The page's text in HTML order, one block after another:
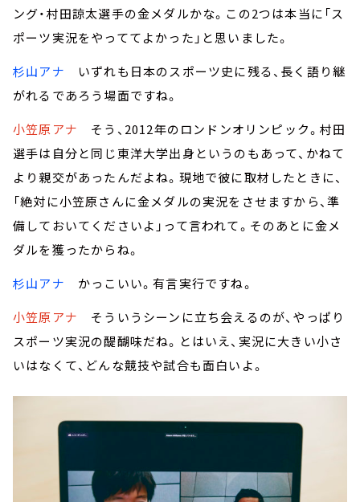
ング・村田諒太選手の金メダルかな。この2つは本当に「ス
ポーツ実況をやっててよかった」と思いました。
杉山アナ いずれも日本のスポーツ史に残る、長く語り継
がれるであろう場面ですね。
小笠原アナ そう、2012年のロンドンオリンピック。村田
選手は自分と同じ東洋大学出身というのもあって、かねて
より親交があったんだよね。現地で彼に取材したときに、
「絶対に小笠原さんに金メダルの実況をさせますから、準
備しておいてくださいよ」って言われて。そのあとに金メ
ダルを獲ったからね。
杉山アナ かっこいい。有言実行ですね。
小笠原アナ そういうシーンに立ち会えるのが、やっぱり
スポーツ実況の醍醐味だね。とはいえ、実況に大きい小さ
いはなくて、どんな競技や試合も面白いよ。